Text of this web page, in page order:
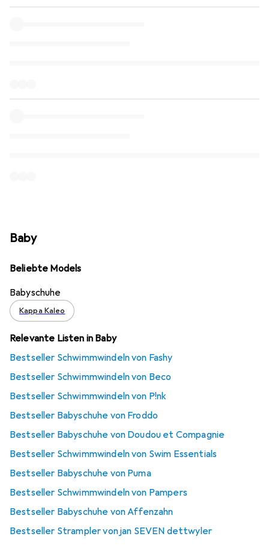
Baby
Beliebte Models
Babyschuhe
Kappa Kaleo
Relevante Listen in Baby
Bestseller Schwimmwindeln von Fashy
Bestseller Schwimmwindeln von Beco
Bestseller Schwimmwindeln von P!nk
Bestseller Babyschuhe von Froddo
Bestseller Babyschuhe von Doudou et Compagnie
Bestseller Schwimmwindeln von Swim Essentials
Bestseller Babyschuhe von Puma
Bestseller Schwimmwindeln von Pampers
Bestseller Babyschuhe von Affenzahn
Bestseller Strampler von jan SEVEN dettwyler